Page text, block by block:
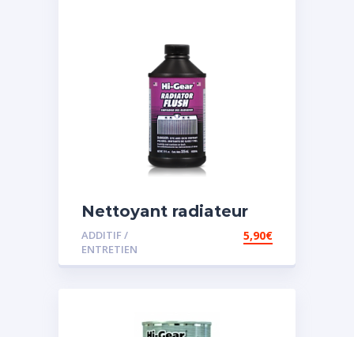
Nettoyant radiateur
ADDITIF /
ENTRETIEN
5,90€